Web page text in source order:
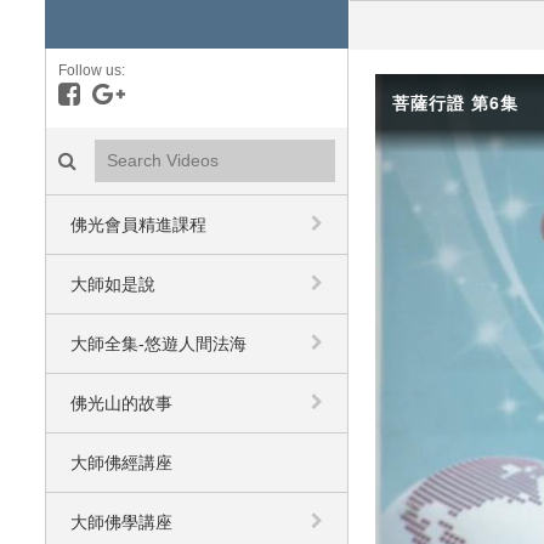
Follow us:
Like on Facebook
Follow on Google+
Search videos icon
佛光會員精進課程
大師如是說
大師全集-悠遊人間法海
佛光山的故事
大師佛經講座
大師佛學講座
菩薩行證 第6集